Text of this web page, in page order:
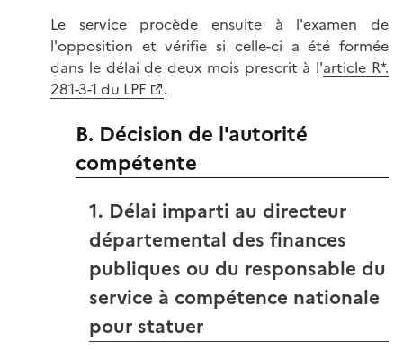
Le service procède ensuite à l'examen de
l'opposition et vérifie si celle-ci a été formée
dans le délai de deux mois prescrit à l'article R*.
281-3-1 du LPF
.
B. Décision de l'autorité
compétente
1. Délai imparti au directeur
départemental des finances
publiques ou du responsable du
service à compétence nationale
pour statuer